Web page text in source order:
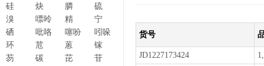
硅
炔 膦
硫
溴
嘌呤 精
宁
硒
吡咯 噻吩
吲哚
环
苊 蒽
镓
芴
碳 芘
苷
货号
JD1227173424